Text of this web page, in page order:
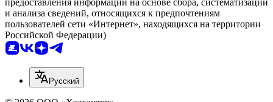
предоставления информации на основе сбора, систематизации
и анализа сведений, относящихся к предпочтениям
пользователей сети «Интернет», находящихся на территории
Российской Федерации)
Русский